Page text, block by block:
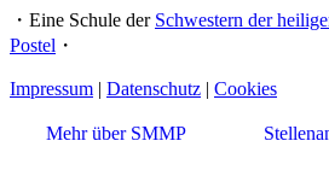
・Eine Schule der Schwestern der
Postel ・
Impressum | Datenschutz | Cookies
Mehr über SMMP